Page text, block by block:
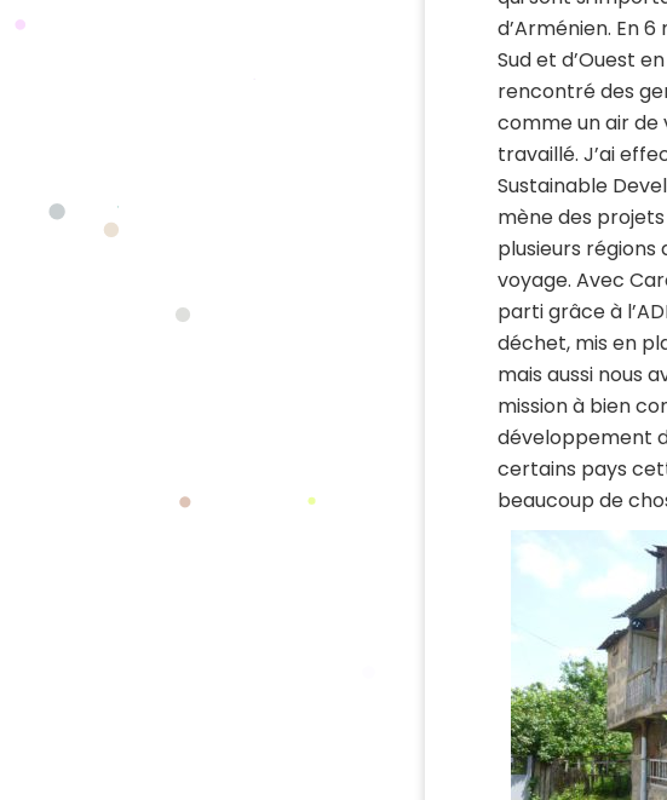
d’Arménien. En
Sud et d’Ouest
rencontré des
comme un air de
travaillé. J’ai
Sustainable
mène des
plusieurs régions
voyage. Avec
parti grâce à
déchet, mis en
mais aussi nous
mission à bien
développement
certains pays
beaucoup de